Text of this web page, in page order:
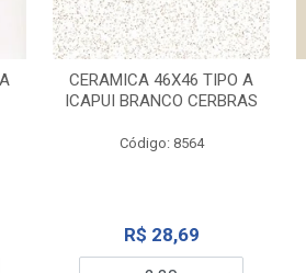
CERAMICA 46X46 TIPO A
ICAPUI BRANCO CERBRAS
Código: 8564
R$ 28,69